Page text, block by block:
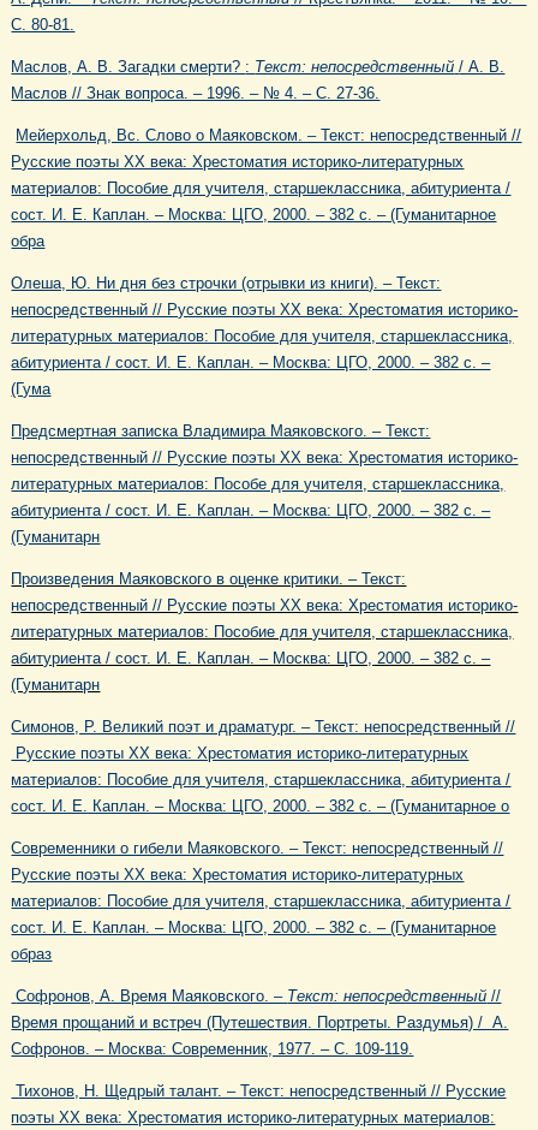
С. 80-81.
Маслов, А. В. Загадки смерти? : Текст: непосредственный / А. В.
Маслов // Знак вопроса. – 1996. – № 4. – С. 27-36.
Мейерхольд, Вс. Слово о Маяковском. – Текст: непосредственный //
Русские поэты XX века: Хрестоматия историко-литературных
материалов: Пособие для учителя, старшеклассника, абитуриента /
сост. И. Е. Каплан. – Москва: ЦГО, 2000. – 382 с. – (Гуманитарное
обра
Олеша, Ю. Ни дня без строчки (отрывки из книги). – Текст:
непосредственный // Русские поэты XX века: Хрестоматия историко-
литературных материалов: Пособие для учителя, старшеклассника,
абитуриента / сост. И. Е. Каплан. – Москва: ЦГО, 2000. – 382 с. –
(Гума
Предсмертная записка Владимира Маяковского. – Текст:
непосредственный // Русские поэты XX века: Хрестоматия историко-
литературных материалов: Пособе для учителя, старшеклассника,
абитуриента / сост. И. Е. Каплан. – Москва: ЦГО, 2000. – 382 с. –
(Гуманитарн
Произведения Маяковского в оценке критики. – Текст:
непосредственный // Русские поэты XX века: Хрестоматия историко-
литературных материалов: Пособие для учителя, старшеклассника,
абитуриента / сост. И. Е. Каплан. – Москва: ЦГО, 2000. – 382 с. –
(Гуманитарн
Симонов, Р. Великий поэт и драматург. – Текст: непосредственный //
Русские поэты XX века: Хрестоматия историко-литературных
материалов: Пособие для учителя, старшеклассника, абитуриента /
сост. И. Е. Каплан. – Москва: ЦГО, 2000. – 382 с. – (Гуманитарное о
Современники о гибели Маяковского. – Текст: непосредственный //
Русские поэты XX века: Хрестоматия историко-литературных
материалов: Пособие для учителя, старшеклассника, абитуриента /
сост. И. Е. Каплан. – Москва: ЦГО, 2000. – 382 с. – (Гуманитарное
образ
Софронов, А. Время Маяковского. – Текст: непосредственный //
Время прощаний и встреч (Путешествия. Портреты. Раздумья) / А.
Софронов. – Москва: Современник, 1977. – С. 109-119.
Тихонов, Н. Щедрый талант. – Текст: непосредственный // Русские
поэты XX века: Хрестоматия историко-литературных материалов: